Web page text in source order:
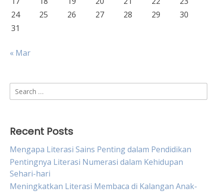
24
25 26 27 28 29
30
31
« Mar
Search
for:
Recent Posts
Mengapa Literasi Sains Penting dalam Pendidikan
Pentingnya Literasi Numerasi dalam Kehidupan
Sehari-hari
Meningkatkan Literasi Membaca di Kalangan Anak-